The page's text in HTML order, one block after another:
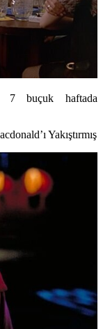
7 buçuk haftada
Yakıştırmış